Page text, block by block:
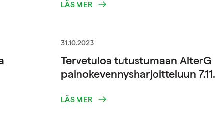
LÄS MER
31.10.2023
Tervetuloa tutustumaan AlterG
painokevennysharjoitteluun 7.11.
LÄS MER